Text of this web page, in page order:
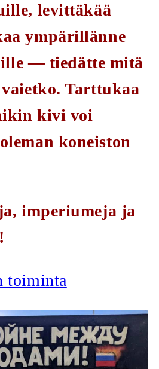
levittäkää
ympärillänne
— tiedätte mitä
Tarttukaa
kivi voi
koneiston
imperiumeja ja
toiminta